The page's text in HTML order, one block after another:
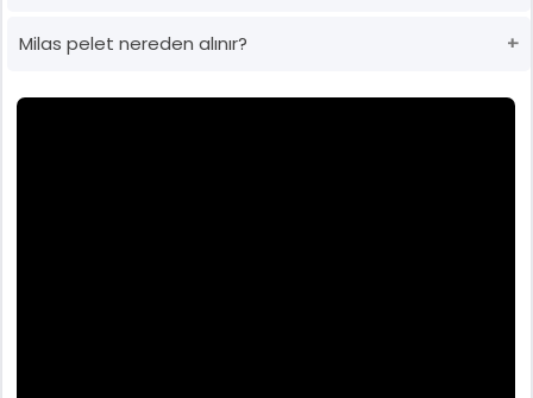
Milas pelet nereden alınır?